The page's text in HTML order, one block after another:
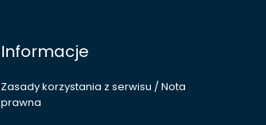
Informacje
Zasady korzystania z serwisu / Nota
prawna